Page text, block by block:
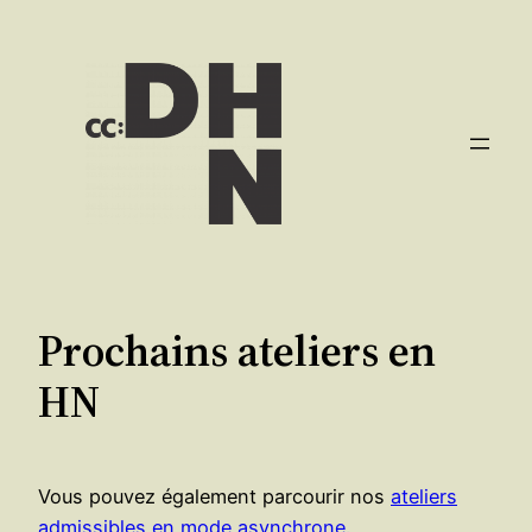
Prochains ateliers en
HN
Vous pouvez également parcourir nos ateliers